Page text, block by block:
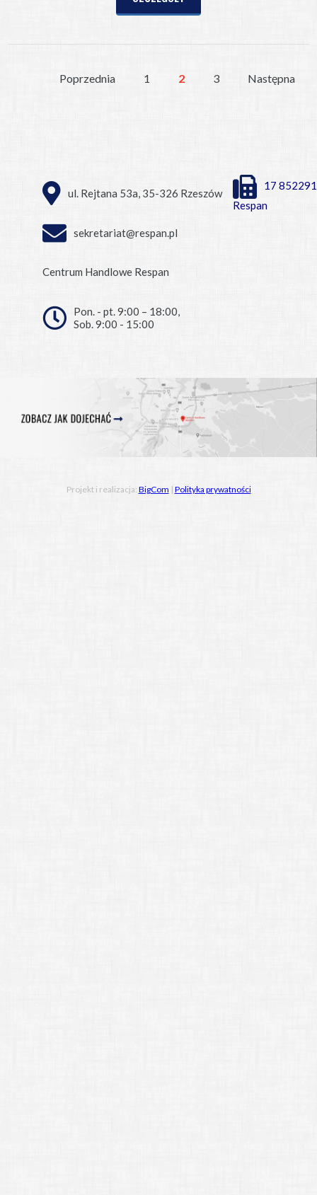
Poprzednia 1 2 3 Następna
ul. Rejtana 53a, 35-326 Rzeszów
17
Respan
sekretariat@respan.pl
Centrum Handlowe Respan
Pon. - pt. 9:00 – 18:00,
Sob. 9:00 - 15:00
Projekt i realizacja: BigCom | Polityka prywatności